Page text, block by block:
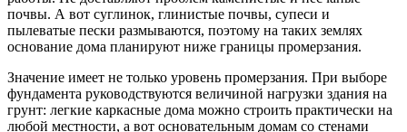
почвы. А вот суглинок, глинистые почвы, супеси и
пылеватые пески размываются, поэтому на таких землях
основание дома планируют ниже границы промерзания.
Значение имеет не только уровень промерзания. При выборе
фундамента руководствуются величиной нагрузки здания на
грунт: легкие каркасные дома можно строить практически на
любой местности, а вот основательным домам со стенами